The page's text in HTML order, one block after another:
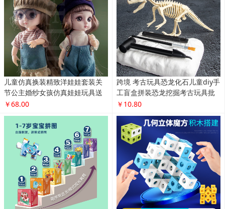
儿童仿真换装精致洋娃娃套装关
节公主婚纱女孩仿真娃娃玩具送
礼物
￥68.00
跨境 考古玩具恐龙化石儿童diy手
工盲盒拼装恐龙挖掘考古玩具批
发
￥10.80